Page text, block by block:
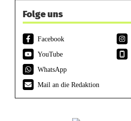
Folge uns
Facebook
YouTube
WhatsApp
Mail an die Redaktion